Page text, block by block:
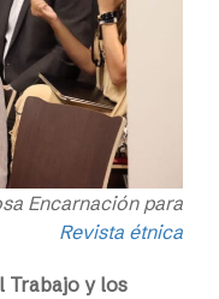
Encarnación para
Revista étnica
Trabajo y los